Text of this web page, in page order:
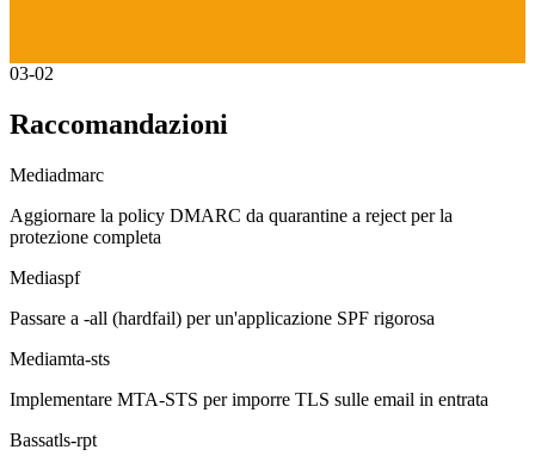
03-02
Raccomandazioni
Mediadmarc
Aggiornare la policy DMARC da quarantine a reject per la
protezione completa
Mediaspf
Passare a -all (hardfail) per un'applicazione SPF rigorosa
Mediamta-sts
Implementare MTA-STS per imporre TLS sulle email in entrata
Bassatls-rpt